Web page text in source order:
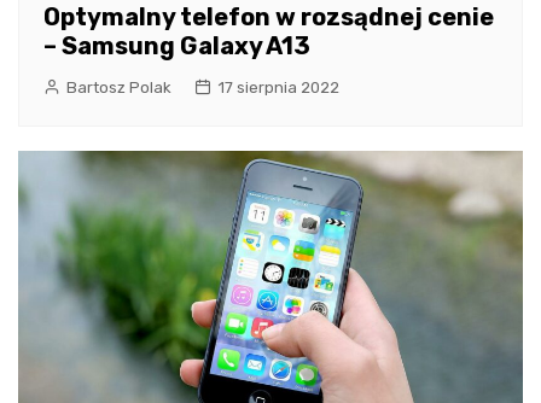
Optymalny telefon w rozsądnej cenie
– Samsung Galaxy A13
Bartosz Polak 17 sierpnia 2022